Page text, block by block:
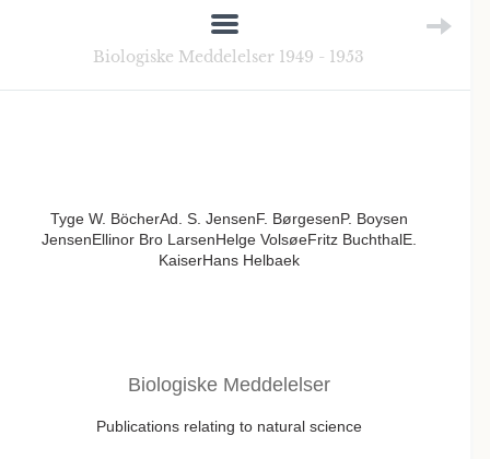
Biologiske Meddelelser 1949 - 1953
Tyge W. BöcherAd. S. JensenF. BørgesenP. Boysen
JensenEllinor Bro LarsenHelge VolsøeFritz BuchthalE.
KaiserHans Helbaek
Biologiske Meddelelser
Publications relating to natural science